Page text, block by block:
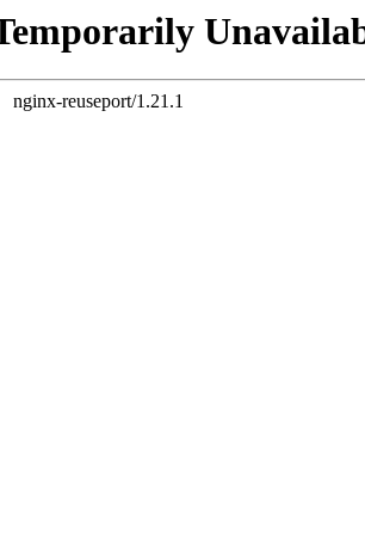
nginx-reuseport/1.21.1